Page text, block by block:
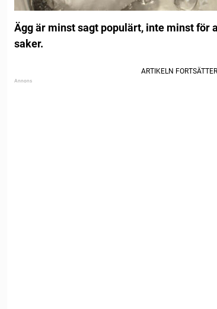
Ägg är minst sagt populärt, inte minst för
saker.